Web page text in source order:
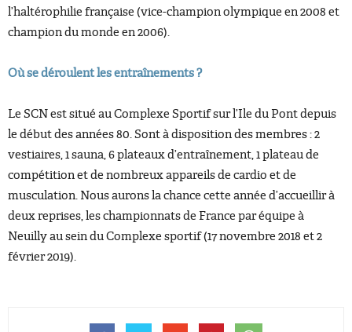
l’haltérophilie française (vice-champion olympique en 2008 et
champion du monde en 2006).
Où se déroulent les entraînements ?
Le SCN est situé au Complexe Sportif sur l’Ile du Pont depuis
le début des années 80. Sont à disposition des membres : 2
vestiaires, 1 sauna, 6 plateaux d’entraînement, 1 plateau de
compétition et de nombreux appareils de cardio et de
musculation. Nous aurons la chance cette année d’accueillir à
deux reprises, les championnats de France par équipe à
Neuilly au sein du Complexe sportif (17 novembre 2018 et 2
février 2019).